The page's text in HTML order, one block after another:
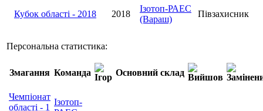
Кубок області - 2018 2018
Ізотоп-РАЕС
(Вараш)
Півзахисник
Персональна статистика:
Змагання Команда Основний склад
Чемпіонат
області - 1
Ізотоп-